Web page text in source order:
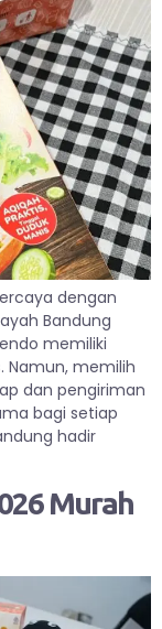
dengan
Bandung
memiliki
Namun, memilih
dan pengiriman
bagi setiap
hadir
Murah